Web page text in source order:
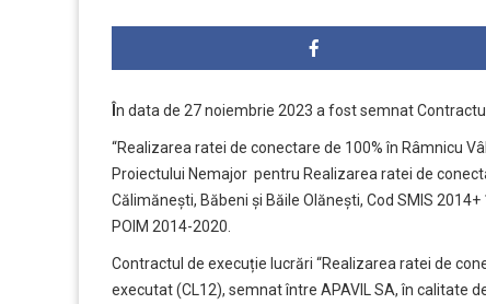
n data de 27 noiembrie 2023 a fost semnat
“Realizarea ratei de conectare de 100% în Râmnicu
Proiectului Nemajor pentru Realizarea ratei de
Călimănești, Băbeni și Băile Olănești, Cod SMIS
POIM 2014-2020.
Contractul de execuție lucrări “Realizarea ratei de
executat (CL12), semnat între APAVIL SA, în calitate